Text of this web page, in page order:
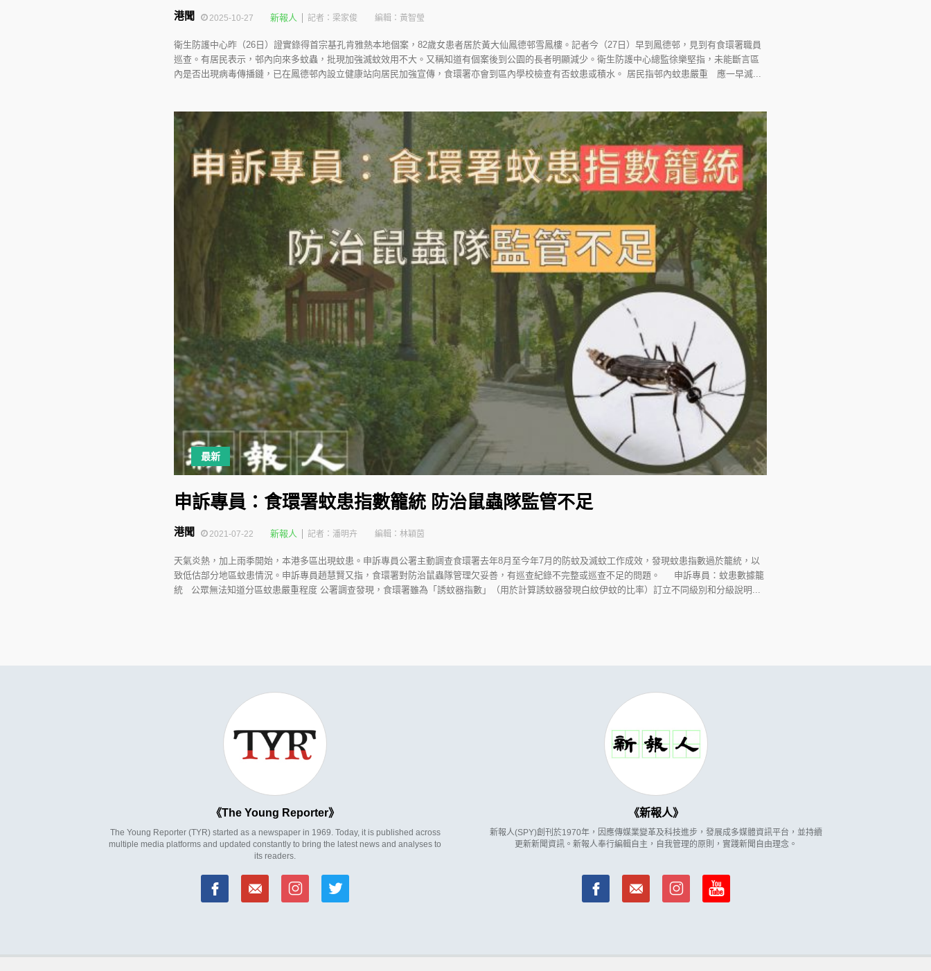
2025-10-27
港聞 新報人 記者：梁家俊 編輯：黃智瑩
衛生防護中心昨（26日）證實錄得首宗基孔肯雅熱本地個案，82歲女患者居於黃大仙鳳德邨雪鳳樓。記者今（27日）早到鳳德邨，見到有食環署職員
巡查。有居民表示，邨內向來多蚊蟲，批現加強滅蚊效用不大。又稱知道有個案後到公園的長者明顯減少。衛生防護中心總監徐樂堅指，未能斷言區
內是否出現病毒傳播鏈，已在鳳德邨內設立健康站向居民加強宣傳，食環署亦會到區內學校檢查有否蚊患或積水。 居民指邨內蚊患嚴重 應一早滅...
最新
申訴專員：食環署蚊患指數籠統 防治鼠蟲隊監管不足
2021-07-22
港聞 新報人 記者：潘明卉 編輯：林穎茵
天氣炎熱，加上雨季開始，本港多區出現蚊患。申訴專員公署主動調查食環署去年8月至今年7月的防蚊及滅蚊工作成效，發現蚊患指數過於籠統，以
致低估部分地區蚊患情況。申訴專員趙慧賢又指，食環署對防治鼠蟲隊管理欠妥善，有巡查紀錄不完整或巡查不足的問題。 申訴專員：蚊患數據籠
統 公眾無法知道分區蚊患嚴重程度 公署調查發現，食環署雖為「誘蚊器指數」（用於計算誘蚊器發現白紋伊蚊的比率）訂立不同級別和分級說明...
The Young Reporter
The Young Reporter (TYR) started as a newspaper in 1969. Today, it is published across
multiple media platforms and updated constantly to bring the latest news and analyses to
its readers.
新報人
新報人(SPY)創刊於1970年，因應傳媒業變革及科技進步，發展成多媒體資訊平台，並持續
更新新聞資訊。新報人奉行編輯自主，自我管理的原則，實踐新聞自由理念。